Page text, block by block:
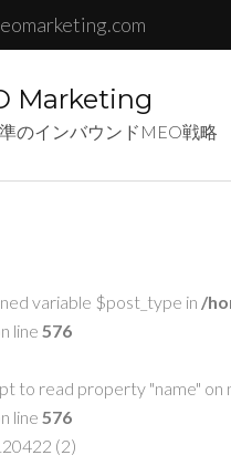
Marketing
のインバウンドMEO戦略
variable $post_type in /
line 576
to read property "name" on
line 576
(2)